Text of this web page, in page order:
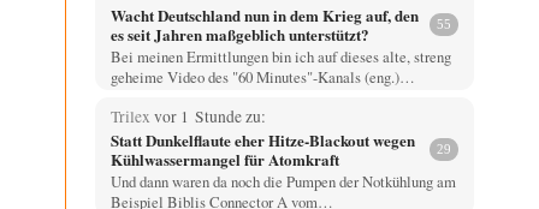
Wacht Deutschland nun in dem Krieg auf, den
es seit Jahren maßgeblich unterstützt?
55
Bei meinen Ermittlungen bin ich auf dieses alte, streng
geheime Video des "60 Minutes"-Kanals (eng.)…
Trilex vor 1 Stunde zu:
Statt Dunkelflaute eher Hitze-Blackout wegen
Kühlwassermangel für Atomkraft
29
Und dann waren da noch die Pumpen der Notkühlung am
Beispiel Biblis Connector A vom…